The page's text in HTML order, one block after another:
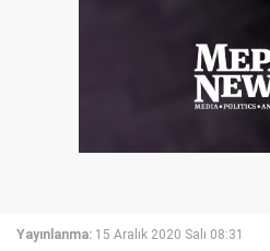
Yayınlanma: 15 Aralık 2020 Salı 08:31